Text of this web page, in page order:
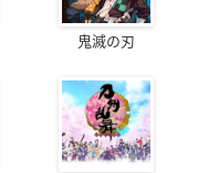
鬼滅の刃